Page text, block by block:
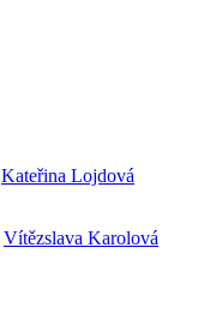
Kateřina Lojdová
Vítězslava Karolová